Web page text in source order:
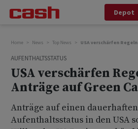
Depot
Home News Top News USA verschärfen
AUFENTHALTSSTATUS
USA verschärfen
Anträge auf Green
Anträge auf einen dauerhaften
Aufenthaltsstatus in den USA